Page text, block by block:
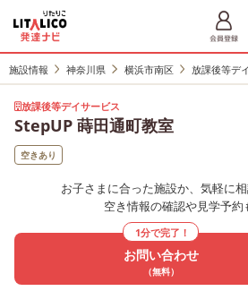
施設情報 神奈川県 横浜市南区 放課後等デ
放課後等デイサービス
StepUP 蒔田通町教室
空きあり
お子さまに合った施設か、気軽に
空き情報の確認や見学予
1分で完了！
お問い合わせ
（無料）